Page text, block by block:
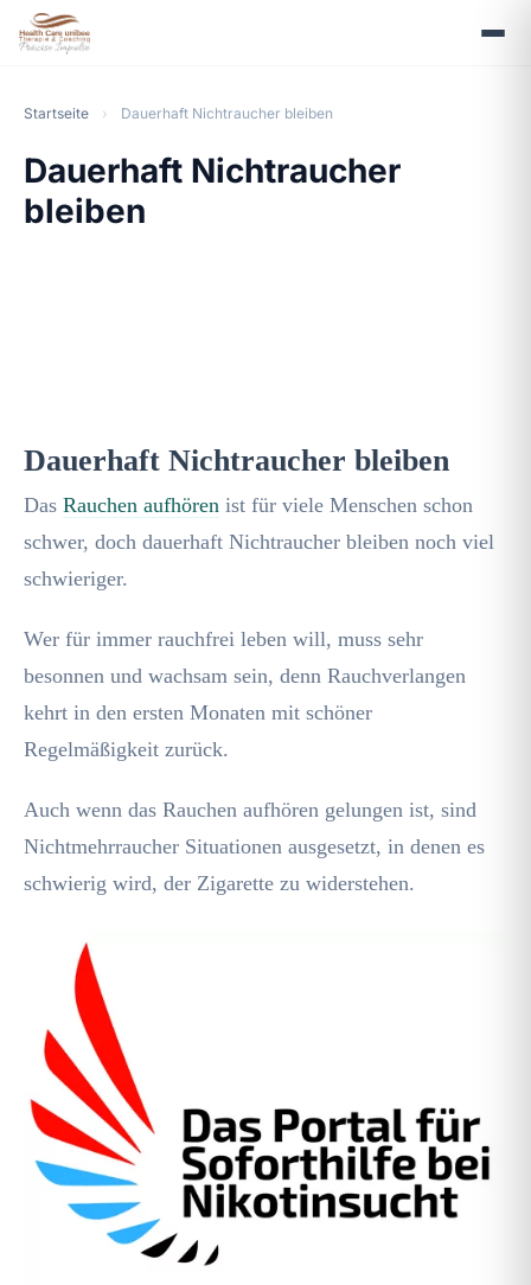
Startseite › Dauerhaft Nichtraucher bleiben
Dauerhaft Nichtraucher
bleiben
Dauerhaft Nichtraucher bleiben
Das Rauchen aufhören ist für viele Menschen schon
schwer, doch dauerhaft Nichtraucher bleiben noch viel
schwieriger.
Wer für immer rauchfrei leben will, muss sehr
besonnen und wachsam sein, denn Rauchverlangen
kehrt in den ersten Monaten mit schöner
Regelmäßigkeit zurück.
Auch wenn das Rauchen aufhören gelungen ist, sind
Nichtmehrraucher Situationen ausgesetzt, in denen es
schwierig wird, der Zigarette zu widerstehen.